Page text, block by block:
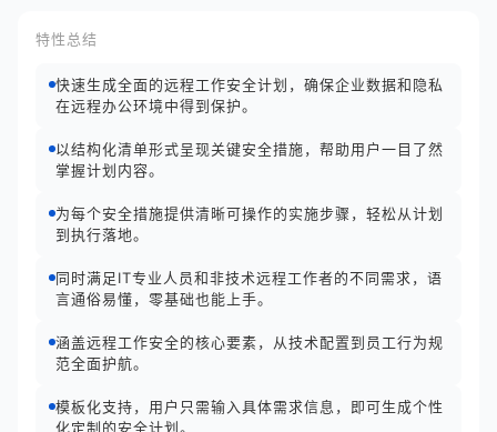
特性总结
快速生成全面的远程工作安全计划，确保企业数据和隐私
在远程办公环境中得到保护。
以结构化清单形式呈现关键安全措施，帮助用户一目了然
掌握计划内容。
为每个安全措施提供清晰可操作的实施步骤，轻松从计划
到执行落地。
同时满足IT专业人员和非技术远程工作者的不同需求，语
言通俗易懂，零基础也能上手。
涵盖远程工作安全的核心要素，从技术配置到员工行为规
范全面护航。
模板化支持，用户只需输入具体需求信息，即可生成个性
化定制的安全计划。